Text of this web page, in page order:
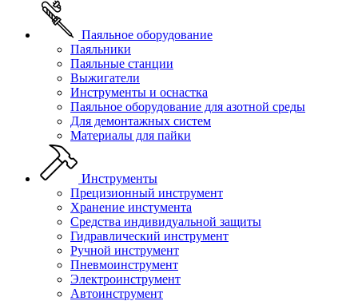
Паяльное оборудование
Паяльники
Паяльные станции
Выжигатели
Инструменты и оснастка
Паяльное оборудование для азотной среды
Для демонтажных систем
Материалы для пайки
Инструменты
Прецизионный инструмент
Хранение инстумента
Средства индивидуальной защиты
Гидравлический инструмент
Ручной инструмент
Пневмоинструмент
Электроинструмент
Автоинструмент